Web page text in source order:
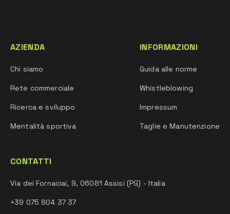
AZIENDA
Chi siamo
Rete commerciale
Ricerca e sviluppo
Mentalità sportiva
INFORMAZIONI
Guida alle norme
Whistleblowing
Impressum
Taglie e Manutenzione
CONTATTI
Via dei Fornaciai, 9, 06081 Assisi (PG) - Italia
+39 075 804 37 37